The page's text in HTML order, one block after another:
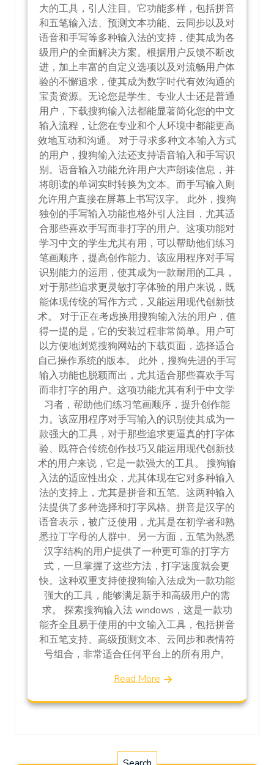
大的工具，引人注目。它功能多样，包括拼音
和五笔输入法、预测文本功能、云同步以及对
语音和手写等多种输入法的支持，使其成为各
级用户的全面解决方案。根据用户反馈不断改
进，加上丰富的自定义选项以及对流畅用户体
验的不懈追求，使其成为数字时代有效沟通的
宝贵资源。无论您是学生、专业人士还是普通
用户，下载搜狗输入法都能显著简化您的中文
输入流程，让您在专业和个人环境中都能更高
效地互动和沟通。 对于寻求多种文本输入方式
的用户，搜狗输入法还支持语音输入和手写识
别。语音输入功能允许用户大声朗读信息，并
将朗读的单词实时转换为文本。而手写输入则
允许用户直接在屏幕上书写汉字。 此外，搜狗
独创的手写输入功能也格外引人注目，尤其适
合那些喜欢手写而非打字的用户。这项功能对
学习中文的学生尤其有用，可以帮助他们练习
笔画顺序，提高创作能力。该应用程序对手写
识别能力的运用，使其成为一款耐用的工具，
对于那些追求更灵敏打字体验的用户来说，既
能体现传统的写作方式，又能运用现代创新技
术。 对于正在考虑换用搜狗输入法的用户，值
得一提的是，它的安装过程非常简单。用户可
以方便地浏览搜狗网站的下载页面，选择适合
自己操作系统的版本。 此外，搜狗先进的手写
输入功能也脱颖而出，尤其适合那些喜欢手写
而非打字的用户。这项功能尤其有利于中文学
习者，帮助他们练习笔画顺序，提升创作能
力。该应用程序对手写输入的识别使其成为一
款强大的工具，对于那些追求更逼真的打字体
验、既符合传统创作技巧又能运用现代创新技
术的用户来说，它是一款强大的工具。 搜狗输
入法的适应性出众，尤其体现在它对多种输入
法的支持上，尤其是拼音和五笔。这两种输入
法提供了多种选择和打字风格。拼音是汉字的
语音表示，被广泛使用，尤其是在初学者和熟
悉拉丁字母的人群中。另一方面，五笔为熟悉
汉字结构的用户提供了一种更可靠的打字方
式，一旦掌握了这些方法，打字速度就会更
快。这种双重支持使搜狗输入法成为一款功能
强大的工具，能够满足新手和高级用户的需
求。 探索搜狗输入法 windows，这是一款功
能齐全且易于使用的中文输入工具，包括拼音
和五笔支持、高级预测文本、云同步和表情符
号组合，非常适合任何平台上的所有用户。
Read More